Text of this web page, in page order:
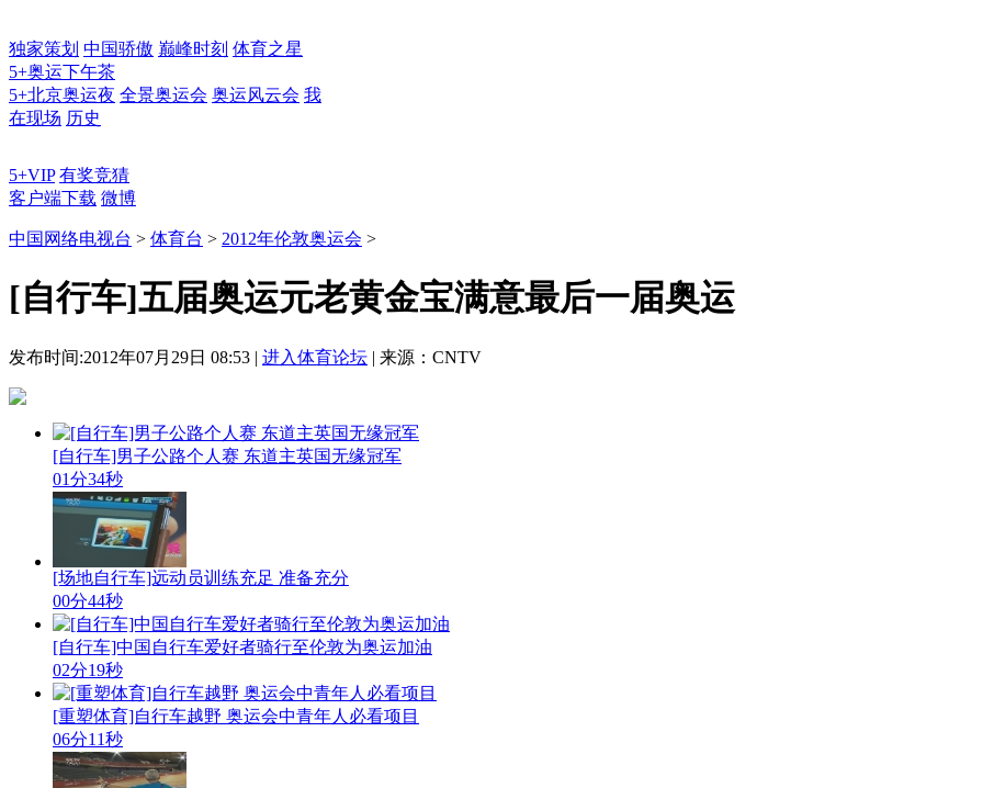
独家策划 中国骄傲 巅峰时刻 体育之星
5+奥运下午茶
5+北京奥运夜 全景奥运会 奥运风云会 我
在现场 历史
5+VIP 有奖竞猜
客户端下载 微博
中国网络电视台 > 体育台 > 2012年伦敦奥运会 >
[自行车]五届奥运元老黄金宝满意最后一届奥运
发布时间:2012年07月29日 08:53 | 进入体育论坛 | 来源：CNTV
[自行车]男子公路个人赛 东道主英国无缘冠军
01分34秒
[场地自行车]远动员训练充足 准备充分
00分44秒
[自行车]中国自行车爱好者骑行至伦敦为奥运加油
02分19秒
[重塑体育]自行车越野 奥运会中青年人必看项目
06分11秒